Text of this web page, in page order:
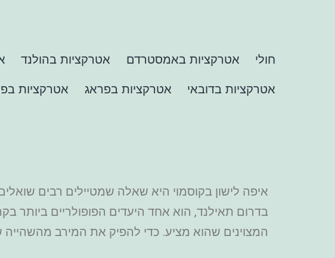
חולי אטרקציות באמסטרדם אטרקציות בהולנד
אטרקציות בדובאי אטרקציות בפראג אטרקציות
איפה לישון בקוסמוי היא שאלה שמטיילים רבים
בדרום תאילנד, הוא אחד היעדים הפופולריים ביותר
המצוינים שהוא מציע. כדי להפיק את המירב